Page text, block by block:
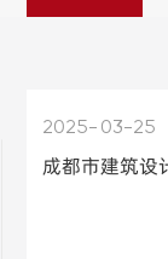
03-25
2025